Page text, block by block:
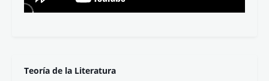
Teoría de la Literatura